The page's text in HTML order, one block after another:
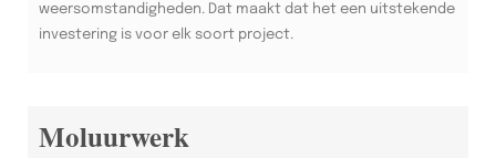
weersomstandigheden. Dat maakt dat het een uitstekende
investering is voor elk soort project.
Moluurwerk